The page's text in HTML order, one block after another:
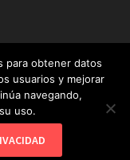
conWordPress
para obtener datos
usuarios y mejorar
navegando,
uso.